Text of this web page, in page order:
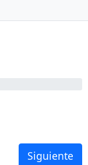
Siguiente